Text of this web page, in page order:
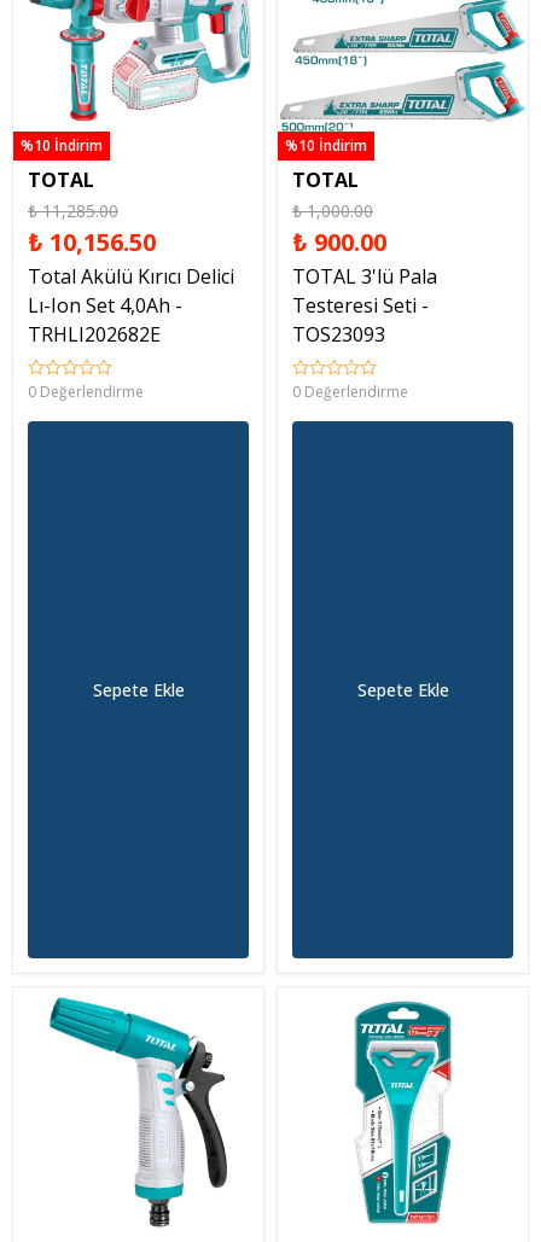
%10 İndirim
TOTAL
₺ 11,285.00
₺ 10,156.50
Total Akülü Kırıcı Delici
Lı-Ion Set 4,0Ah -
TRHLI202682E
0 Değerlendirme
Sepete Ekle
%10 İndirim
TOTAL
₺ 1,000.00
₺ 900.00
TOTAL 3'lü Pala
Testeresi Seti -
TOS23093
0 Değerlendirme
Sepete Ekle